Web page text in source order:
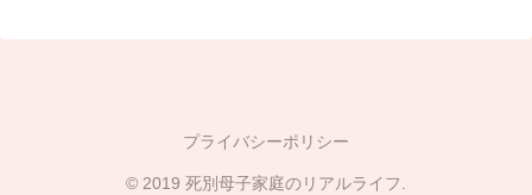
プライバシーポリシー
© 2019 死別母子家庭のリアルライフ.